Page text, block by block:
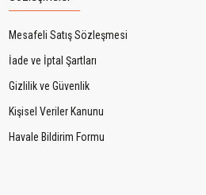
Mesafeli Satış Sözleşmesi
İade ve İptal Şartları
Gizlilik ve Güvenlik
Kişisel Veriler Kanunu
Havale Bildirim Formu